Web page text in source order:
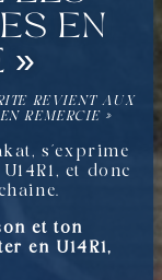
en
»
REVIENT AUX
REMERCIE »
s’exprime
et donc
et ton
en U14R1,